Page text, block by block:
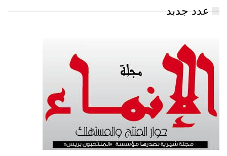
عدد جدبد